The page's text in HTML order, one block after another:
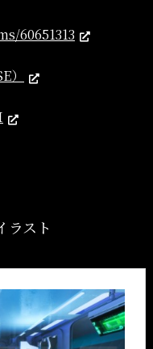
60651313
）
ラスト